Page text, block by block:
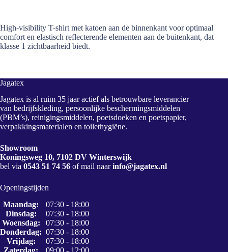
High-visibility T-shirt met katoen aan de binnenkant voor optimaal
comfort en elastisch reflecterende elementen aan de buitenkant, dat
klasse 1 zichtbaarheid biedt.
Jagatex
Jagatex is al ruim 35 jaar actief als betrouwbare leverancier
van bedrijfskleding, persoonlijke beschermingsmiddelen
(PBM’s), reinigingsmiddelen, poetsdoeken en poetspapier,
verpakkingsmaterialen en toilethygiëne.
Showroom
Koningsweg 10, 7102 DV Winterswijk
bel via 0543 51 74 56 of mail naarinfo@jagatex.nl
Openingstijden
Maandag:
07:30 - 18:00
Dinsdag:
07:30 - 18:00
Woensdag:
07:30 - 18:00
Donderdag: 07:30 - 18:00
Vrijdag:
07:30 - 18:00